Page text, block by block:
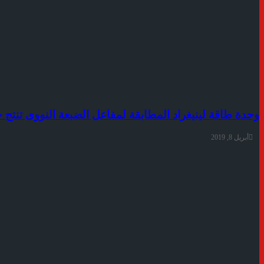
وحدة طاقة لينيغراد المطابقة لمفاعل الضبعة النووى
أبريل 8, 2019